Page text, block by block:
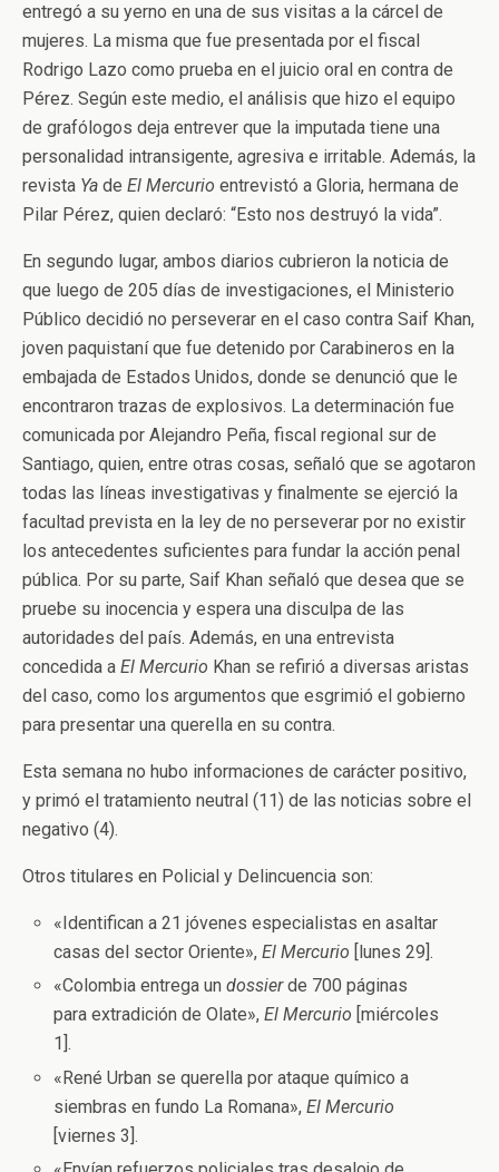
entregó a su yerno en una de sus visitas a la cárcel de
mujeres. La misma que fue presentada por el fiscal
Rodrigo Lazo como prueba en el juicio oral en contra de
Pérez. Según este medio, el análisis que hizo el equipo
de grafólogos deja entrever que la imputada tiene una
personalidad intransigente, agresiva e irritable. Además, la
revista Ya de El Mercurio entrevistó a Gloria, hermana de
Pilar Pérez, quien declaró: “Esto nos destruyó la vida”.
En segundo lugar, ambos diarios cubrieron la noticia de
que luego de 205 días de investigaciones, el Ministerio
Público decidió no perseverar en el caso contra Saif Khan,
joven paquistaní que fue detenido por Carabineros en la
embajada de Estados Unidos, donde se denunció que le
encontraron trazas de explosivos. La determinación fue
comunicada por Alejandro Peña, fiscal regional sur de
Santiago, quien, entre otras cosas, señaló que se agotaron
todas las líneas investigativas y finalmente se ejerció la
facultad prevista en la ley de no perseverar por no existir
los antecedentes suficientes para fundar la acción penal
pública. Por su parte, Saif Khan señaló que desea que se
pruebe su inocencia y espera una disculpa de las
autoridades del país. Además, en una entrevista
concedida a El Mercurio Khan se refirió a diversas aristas
del caso, como los argumentos que esgrimió el gobierno
para presentar una querella en su contra.
Esta semana no hubo informaciones de carácter positivo,
y primó el tratamiento neutral (11) de las noticias sobre el
negativo (4).
Otros titulares en Policial y Delincuencia son:
«Identifican a 21 jóvenes especialistas en asaltar
casas del sector Oriente», El Mercurio [lunes 29].
«Colombia entrega undossierde 700 páginas
para extradición de Olate», El Mercurio [miércoles
1].
«René Urban se querella por ataque químico a
siembras en fundo La Romana», El Mercurio
[viernes 3].